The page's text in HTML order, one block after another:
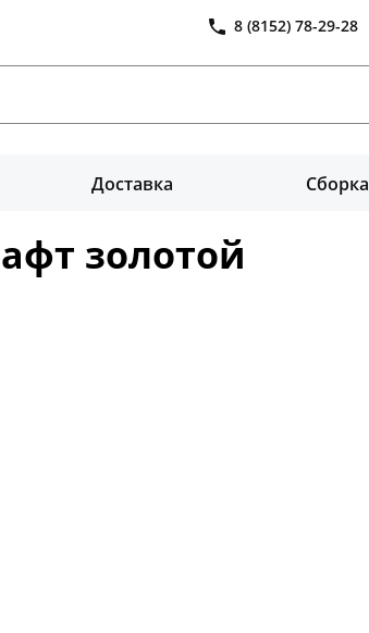
8 (8152) 78-29-28
Доставка Сборка
золотой